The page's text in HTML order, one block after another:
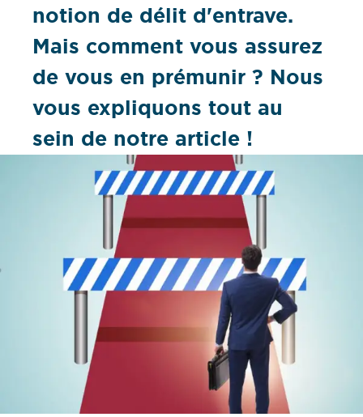
notion de délit d'entrave.
Mais comment vous assurez
de vous en prémunir ? Nous
vous expliquons tout au
sein de notre article !